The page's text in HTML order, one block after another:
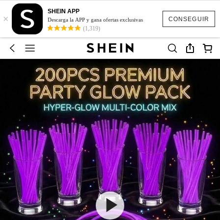
CONSEGUIR
×
SHEIN APP
Descarga la APP y gana ofertas exclusivas
(1,319)